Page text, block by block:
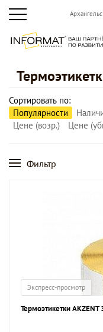
Сортировать по:
Популярности
Цене (возр.)
Цене
Фильтр
Экспресс-просмотр
Термоэтикетки